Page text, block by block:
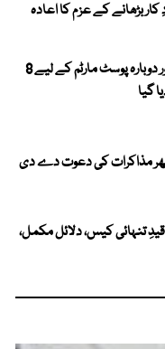
کار بڑھانے کے عزم کا اعادہ
میر رضا علی کیس، قبر کشائی اور دوبارہ پوسٹ مارٹم کے لیے 8
گیا
مذاکرات کی دعوت دے دی
قیدِ تنہائی کیس، دلائل مکمل،